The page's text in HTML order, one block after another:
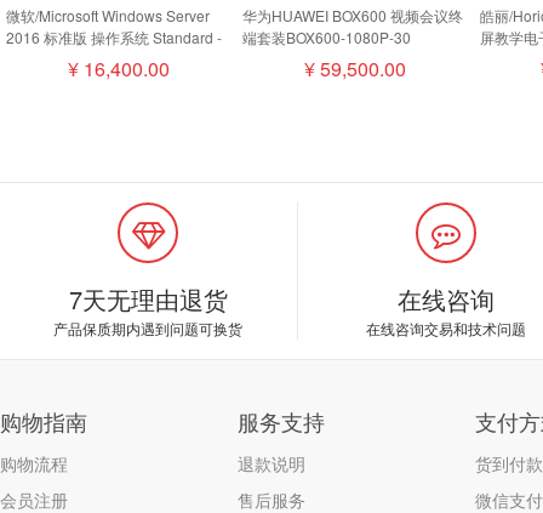
微软/Microsoft Windows Server
2016 标准版 操作系统 Standard -
16 Core License Pack
¥16,400.00
华为HUAWEI BOX600 视频会议终
端套装BOX600-1080P-30
camera200摄像机MIC500全向麦
¥59,500.00
皓丽/
屏教学
7天无理由退货
产品保质期内遇到问题可换货
在线咨询
在线咨询交易和技术问题
购物指南
购物流程
会员注册
服务支持
退款说明
售后服务
支付
货到付款
微信支付